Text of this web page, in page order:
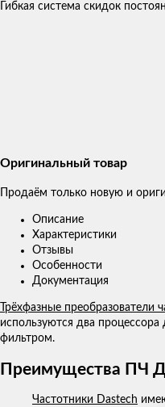
Гибкая система скидок
Оригинальный товар
Продаём только новую и
Описание
Характеристики
Отзывы
Особенности
Документация
Трёхфазные преобразователи
используются два
фильтром.
Преимущества ПЧ
Частотники Dastech